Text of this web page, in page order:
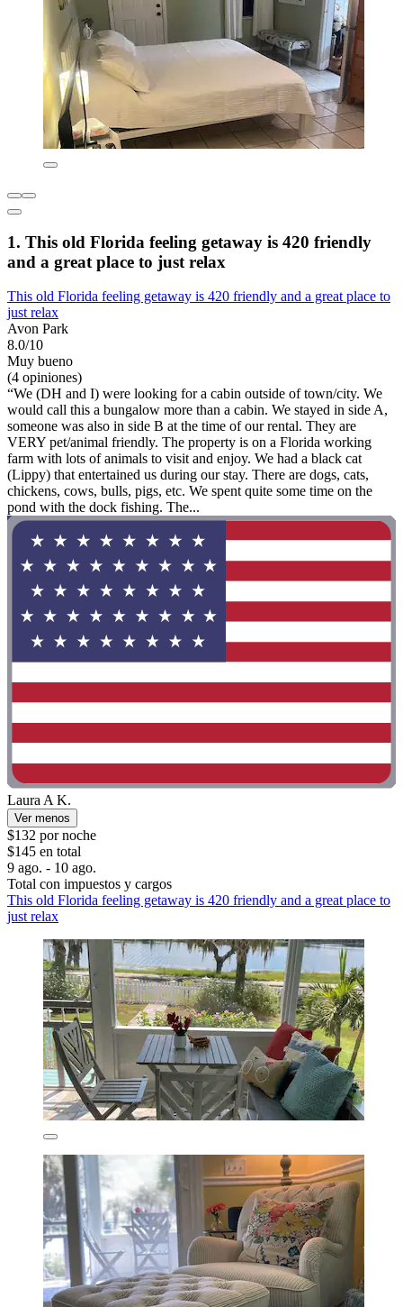
1. This old Florida feeling getaway is 420 friendly
and a great place to just relax
This old Florida feeling getaway is 420 friendly and a great place to
just relax
Avon Park
8.0/10
Muy bueno
(4 opiniones)
“We (DH and I) were looking for a cabin outside of town/city. We
would call this a bungalow more than a cabin. We stayed in side A,
someone was also in side B at the time of our rental. They are
VERY pet/animal friendly. The property is on a Florida working
farm with lots of animals to visit and enjoy. We had a black cat
(Lippy) that entertained us during our stay. There are dogs, cats,
chickens, cows, bulls, pigs, etc. We spent quite some time on the
pond with the dock fishing. The...
Laura A K.
Ver menos
$132 por noche
$145 en total
9 ago. - 10 ago.
Total con impuestos y cargos
This old Florida feeling getaway is 420 friendly and a great place to
just relax